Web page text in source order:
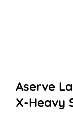
Aserve
X-Heavy